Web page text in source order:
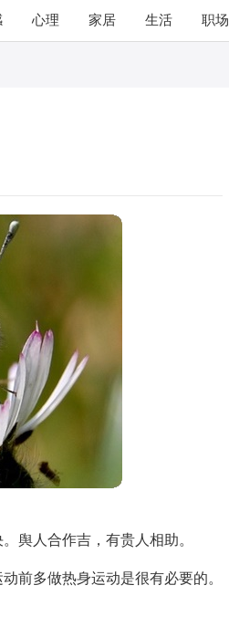
心理 家居 生活 职场
舆人合作吉，有贵人相助。
前多做热身运动是很有必要的。